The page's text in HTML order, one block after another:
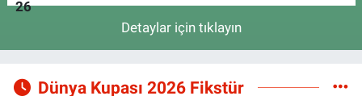
Detaylar için tıklayın
Dünya Kupası 2026 Fikstür